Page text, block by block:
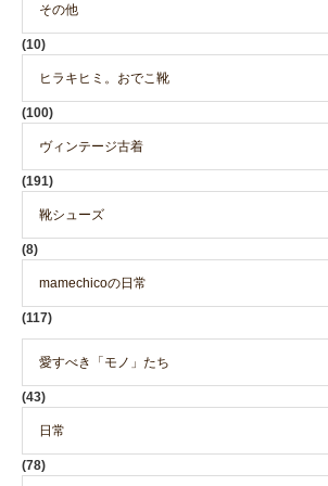
その他
(10)
ヒラキヒミ。おでこ靴
(100)
ヴィンテージ古着
(191)
靴シューズ
(8)
mamechicoの日常
(117)
愛すべき「モノ」たち
(43)
日常
(78)